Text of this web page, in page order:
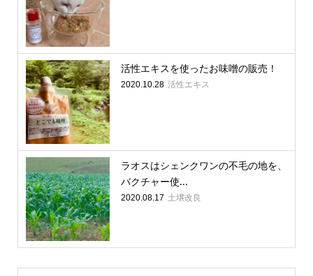
活性エキスを使ったお味噌の販売！
2020.10.28 活性エキス
ラオスはシェンクワンの不毛の地を、
バクチャー使...
2020.08.17 土壌改良